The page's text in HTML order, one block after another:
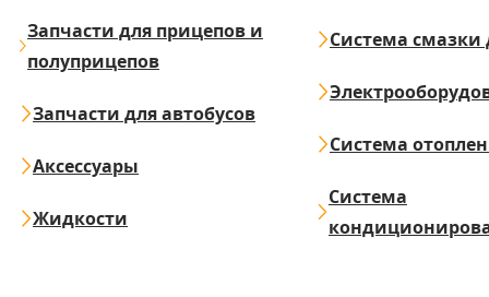
Запчасти для прицепов и
полуприцепов
Запчасти для автобусов
Аксессуары
Жидкости
Система смазки
Система
Система